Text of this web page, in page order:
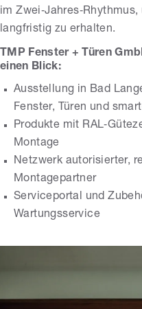
im
langfristig zu erhalten.
TMP Fenster + Türen
einen Blick:
Ausstellung in Bad
Fenster, Türen und
Produkte mit
Montage
Netzwerk autorisierter,
Montagepartner
Serviceportal und
Wartungsservice